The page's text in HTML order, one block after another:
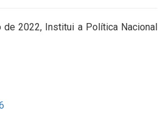
2022, Institui a Política Nacional